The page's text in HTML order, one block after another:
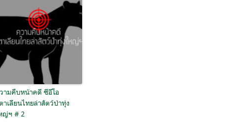
ามคืบหน้าคดี ซีอีโอ
าเลียนไทยล่าสัตว์ป่าทุ่ง
ญ่ฯ # 2